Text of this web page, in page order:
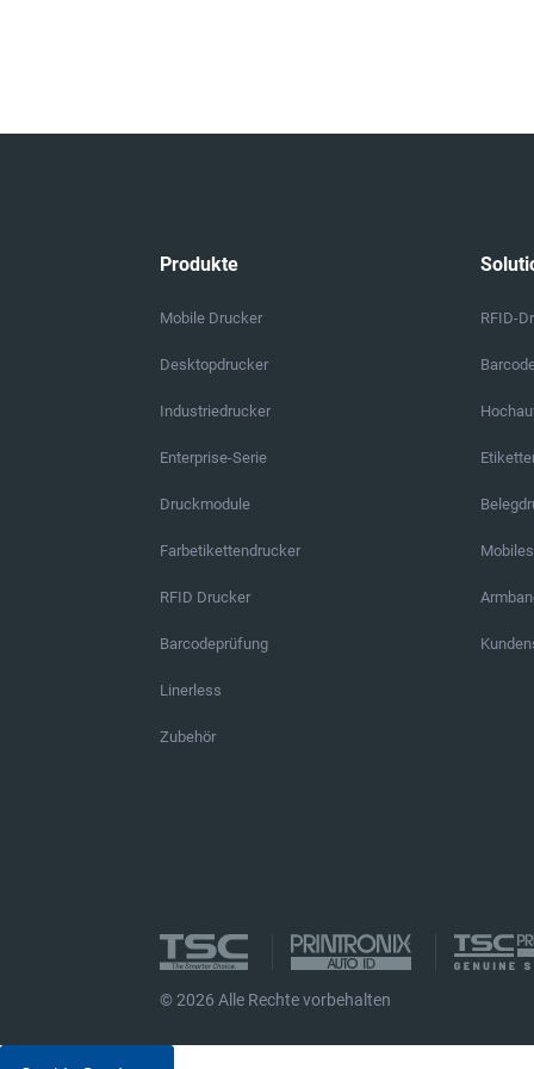
Produkte
Mobile Drucker
Desktopdrucker
Industriedrucker
Enterprise-Serie
Druckmodule
Farbetikettendrucker
RFID Drucker
Barcodeprüfung
Linerless
Zubehör
RFID-
© 2026 Alle Rechte vorbehalten